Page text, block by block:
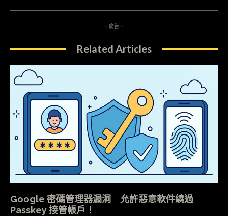
- 廣告 -
Related Articles
Google 密碼管理器漏洞 允許惡意軟件繞過
Passkey 接管帳戶！